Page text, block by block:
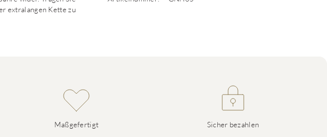
extralangen Kette zu
Maßgefertigt Sicher bezahlen